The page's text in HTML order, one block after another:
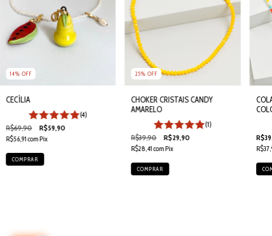
14% OFF
CECÍLIA
(4)
R$69,90
R$59,90
R$56,91comPix
25% OFF
CHOKER CRISTAIS CANDY
AMARELO
(1)
R$39,90
R$29,90
R$28,41comPix